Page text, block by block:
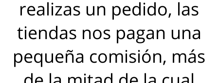
realizas un pedido, las
tiendas nos pagan una
pequeña comisión, más